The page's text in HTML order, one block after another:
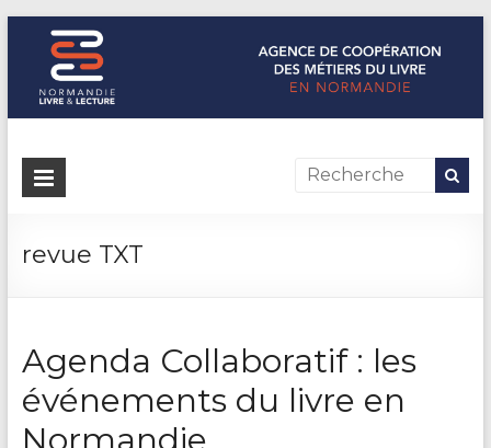
Normandie Livre & Lecture
L'agence de coopération des métiers du livre en Normandie
revue TXT
Agenda Collaboratif : les
événements du livre en
Normandie